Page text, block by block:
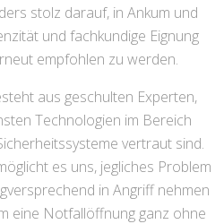
stolz darauf, in Ankum und
und fachkundige Eignung
empfohlen zu werden.
aus geschulten Experten,
Technologien im Bereich
vertraut sind.
es uns, jegliches Problem
in Angriff nehmen
eine Notfallöffnung ganz ohne